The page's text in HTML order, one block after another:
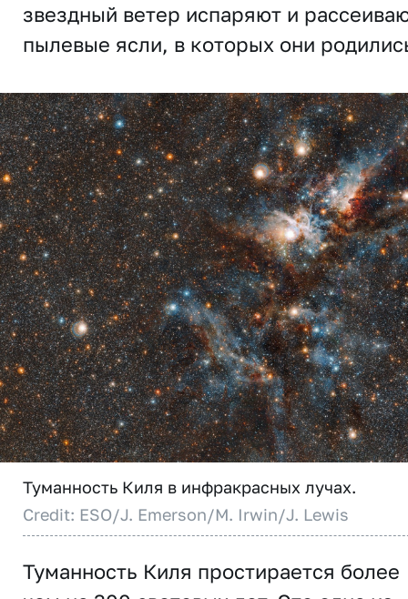
звездный ветер испаряют и
пылевые ясли, в которых они
Туманность Киля в инфракрасных лучах.
Credit: ESO/J. Emerson/M. Irwin/J. Lewis
Туманность Киля простирается более